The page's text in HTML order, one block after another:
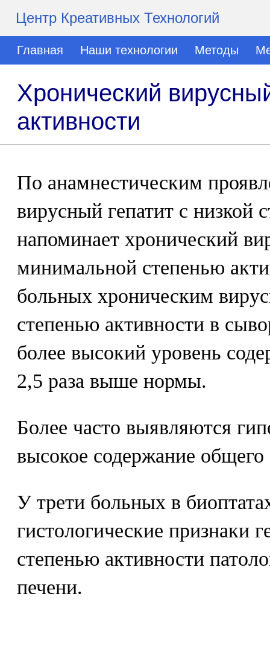
Центр Креативных Технологий
Главная Наши технологии Методы
Хронический
активности
По анамнестическим
вирусный гепатит с низкой
напоминает хронический
минимальной степенью
больных хроническим
степенью активности в
более высокий уровень
2,5 раза выше нормы.
Более часто выявляются
высокое содержание общего
У трети больных в
гистологические признаки
степенью активности
печени.